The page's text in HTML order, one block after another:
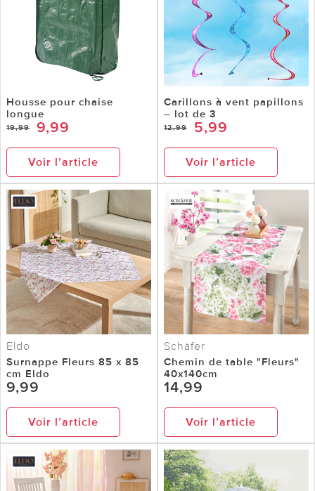
Housse pour chaise
longue
19,99 9,99
Voir l’article
Carillons à vent papillons
– lot de 3
12,99 5,99
Voir l’article
Eldo
Surnappe Fleurs 85 x 85
cm Eldo
9,99
Voir l’article
Schäfer
Chemin de table "Fleurs"
40x140cm
14,99
Voir l’article